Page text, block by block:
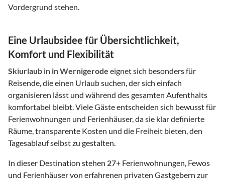
Vordergrund stehen.
Eine Urlaubsidee für Übersichtlichkeit,
Komfort und Flexibilität
Skiurlaub in in Wernigerode eignet sich besonders für
Reisende, die einen Urlaub suchen, der sich einfach
organisieren lässt und während des gesamten Aufenthalts
komfortabel bleibt. Viele Gäste entscheiden sich bewusst für
Ferienwohnungen und Ferienhäuser, da sie klar definierte
Räume, transparente Kosten und die Freiheit bieten, den
Tagesablauf selbst zu gestalten.
In dieser Destination stehen 27+ Ferienwohnungen, Fewos
und Ferienhäuser von erfahrenen privaten Gastgebern zur